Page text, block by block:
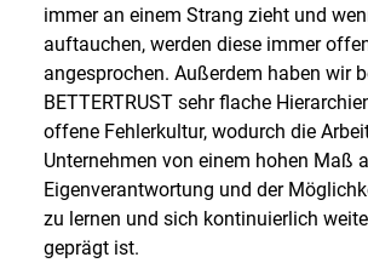
immer an einem Strang zieht und
auftauchen, werden diese immer
angesprochen. Außerdem haben wir
BETTERTRUST sehr flache
offene Fehlerkultur, wodurch die
Unternehmen von einem hohen Maß
Eigenverantwortung und der
zu lernen und sich kontinuierlich
geprägt ist.